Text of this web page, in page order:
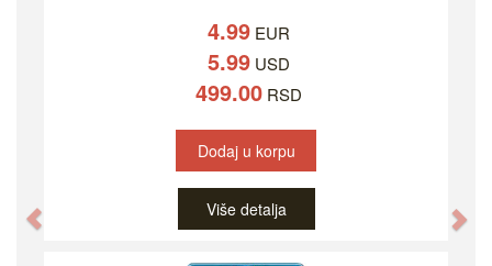
4.99 EUR
5.99 USD
499.00 RSD
Dodaj u korpu
Više detalja